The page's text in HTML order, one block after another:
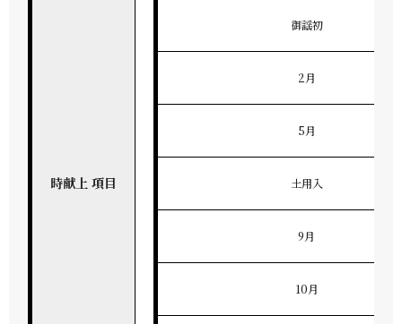
時献上 項目
御謡初
2月
5月
土用入
9月
10月